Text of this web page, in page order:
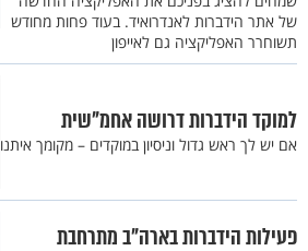
של אתר הידברות לאנדרואיד. בעוד פחות מחודש
תשוחרר האפליקציה גם לאייפון
למוקד הידברות דרושה אחמ"שית
אם יש לך ראש גדול וניסיון במוקדים – מקומך איתנו
פעילות הידברות בארה"ב מתרחבת